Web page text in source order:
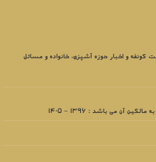
و اخبار حوزه آشپزی، خانواده و مسائل